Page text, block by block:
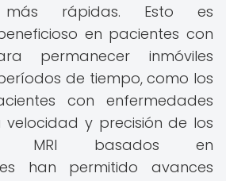
más rápidas. Esto es
en pacientes con
permanecer inmóviles
de tiempo, como los
con enfermedades
velocidad y precisión de los
MRI basados en
han permitido avances